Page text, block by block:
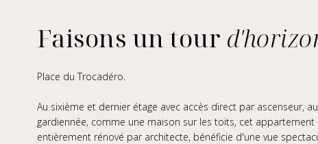
Faisons un tour
Place du Trocadéro.
Au sixième et dernier étage avec accès direct par ascenseur,
gardiennée, comme une maison sur les toits, cet appartement
entièrement rénové par architecte, bénéficie d'une vue